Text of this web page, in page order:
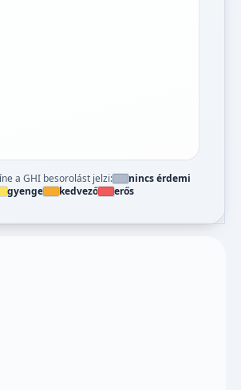
jelmagyarázatához
a GHI besorolást jelzi:
nincs érdemi
gyenge
kedvező erős